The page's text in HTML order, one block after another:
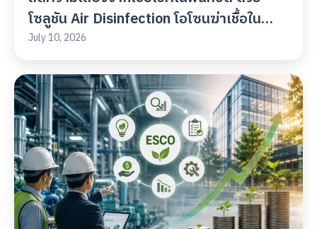
โซลูชัน Air Disinfection โอโซนฆ่าเชื้อใน
อากาศ จาก ECONOWATT
July 10, 2026